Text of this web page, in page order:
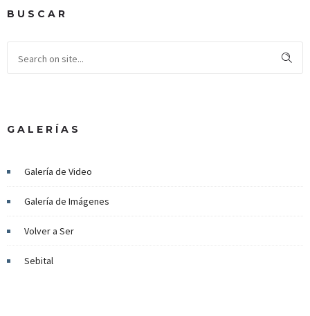
BUSCAR
GALERÍAS
Galería de Video
Galería de Imágenes
Volver a Ser
Sebital